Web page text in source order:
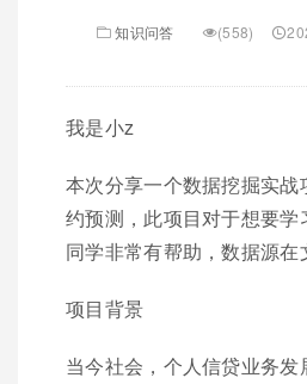
知识问答 (558)
我是小z
本次分享一个数据挖掘实战
约预测，此项目对于想要学
同学非常有帮助，数据源在
项目背景
当今社会，个人信贷业务